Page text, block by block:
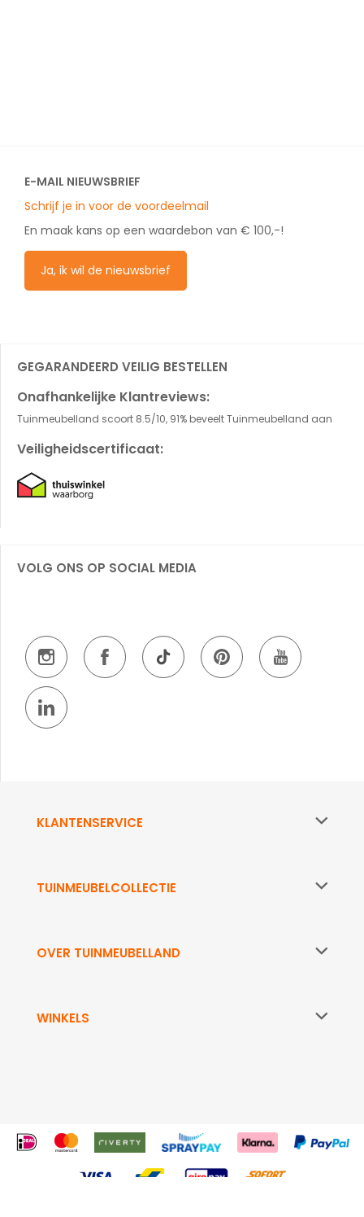
E-MAIL NIEUWSBRIEF
Schrijf je in voor de voordeelmail
En maak kans op een waardebon van € 100,-!
Ja, ik wil de nieuwsbrief
GEGARANDEERD VEILIG BESTELLEN
Onafhankelijke Klantreviews:
Tuinmeubelland scoort 8.5/10, 91% beveelt Tuinmeubelland aan
Veiligheidscertificaat:
VOLG ONS OP SOCIAL MEDIA
KLANTENSERVICE
TUINMEUBELCOLLECTIE
OVER TUINMEUBELLAND
WINKELS